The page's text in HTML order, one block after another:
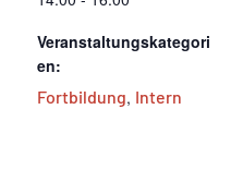
Veranstaltungskategori
en:
Fortbildung, Intern